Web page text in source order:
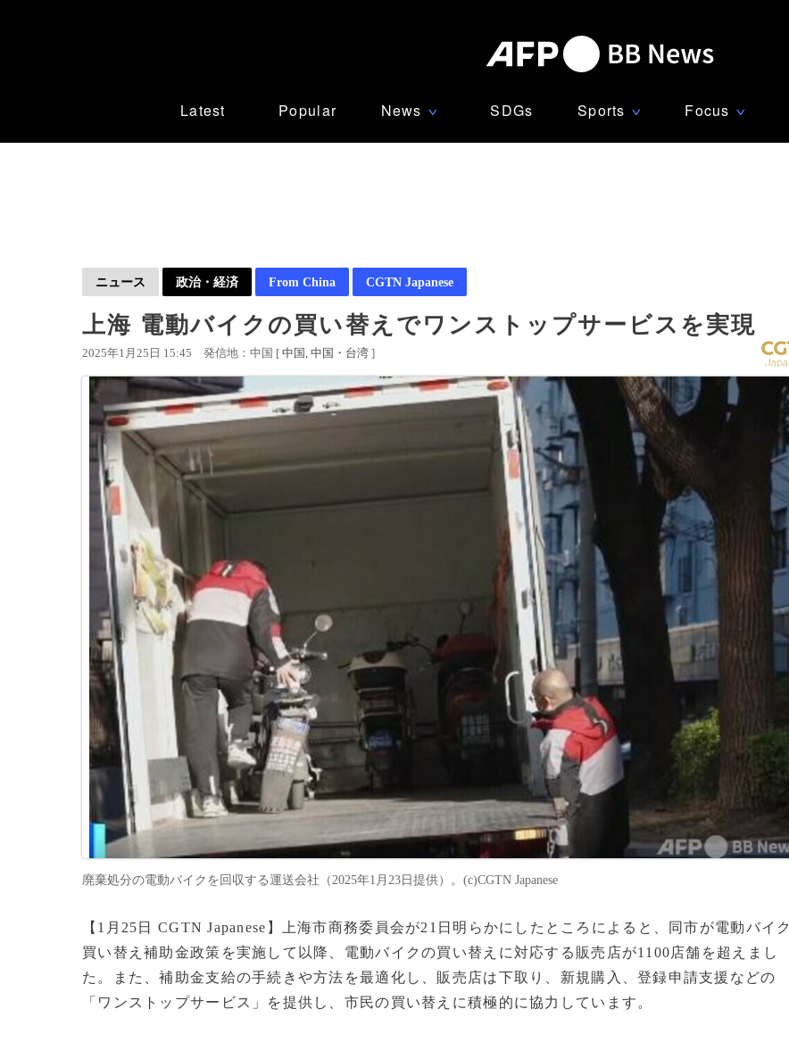
Latest Popular News ∨ SDGs Sports ∨ Focus ∨
ニュース 政治・経済 From China CGTN Japanese
上海 電動バイクの買い替えでワンストップサービスを実現
2025年1月25日 15:45 発信地：中国 [ 中国 中国・台湾 ]
廃棄処分の電動バイクを回収する運送会社（2025年1月23日提供）。(c)CGTN Japanese
【1月25日 CGTN Japanese】上海市商務委員会が21日明らかにしたところによると、同市が電動バイク
買い替え補助金政策を実施して以降、電動バイクの買い替えに対応する販売店が1100店舗を超えまし
た。また、補助金支給の手続きや方法を最適化し、販売店は下取り、新規購入、登録申請支援などの
「ワンストップサービス」を提供し、市民の買い替えに積極的に協力しています。